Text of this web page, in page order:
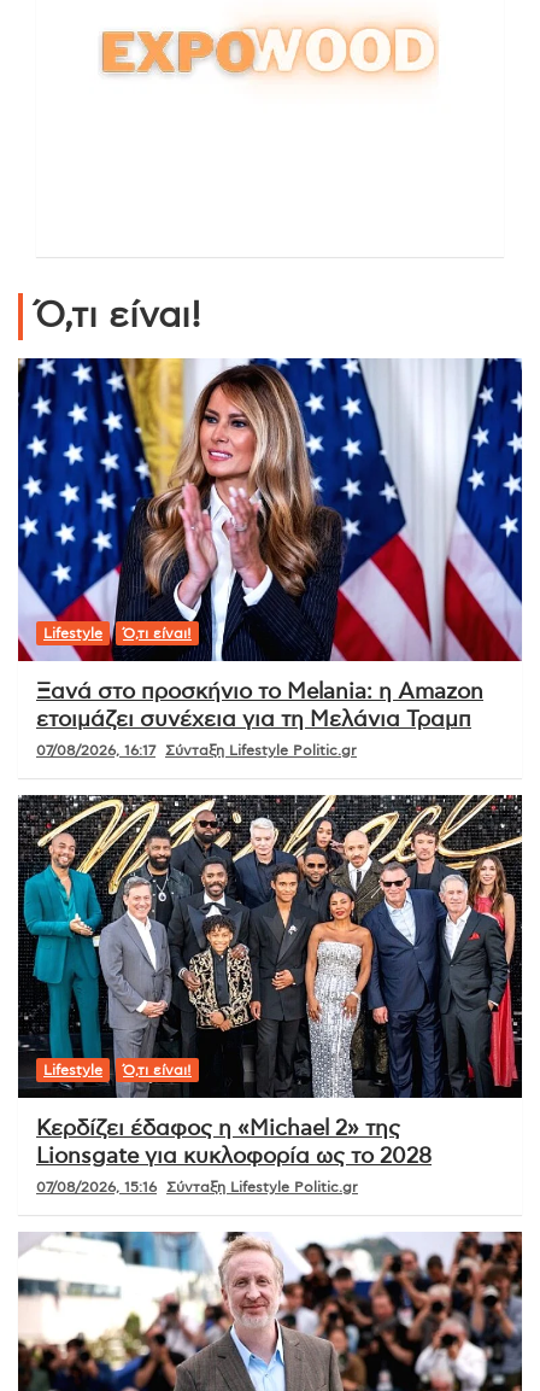
Ό,τι είναι!
Lifestyle Ό,τι είναι!
Ξανά στο προσκήνιο το Melania: η Amazon
ετοιμάζει συνέχεια για τη Μελάνια Τραμπ
07/08/2026, 16:17 Σύνταξη Lifestyle Politic.gr
Lifestyle Ό,τι είναι!
Κερδίζει έδαφος η «Michael 2» της
Lionsgate για κυκλοφορία ως το 2028
07/08/2026, 15:16 Σύνταξη Lifestyle Politic.gr